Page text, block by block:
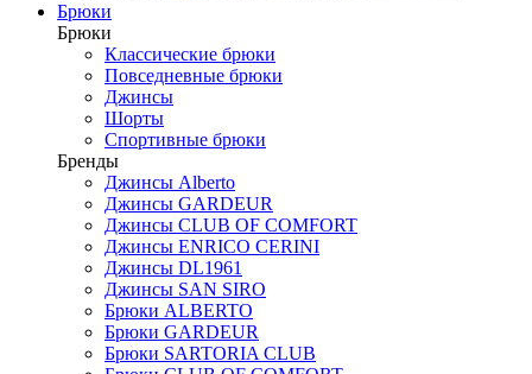
Брюки
Брюки
Классические брюки
Повседневные брюки
Джинсы
Шорты
Спортивные брюки
Бренды
Джинсы Alberto
Джинсы GARDEUR
Джинсы CLUB OF COMFORT
Джинсы ENRICO CERINI
Джинсы DL1961
Джинсы SAN SIRO
Брюки ALBERTO
Брюки GARDEUR
Брюки SARTORIA CLUB